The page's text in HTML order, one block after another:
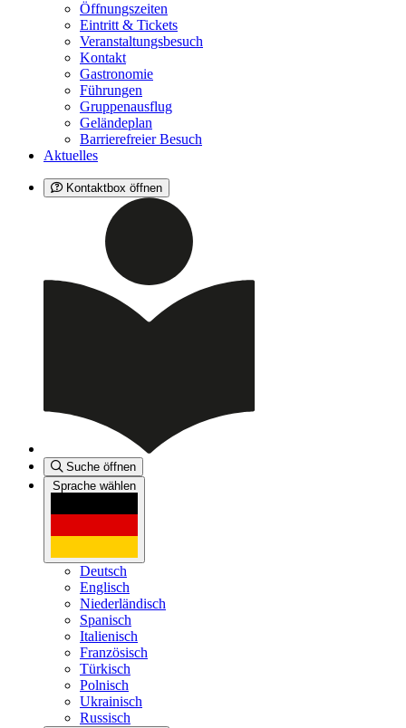
Öffnungszeiten
Eintritt & Tickets
Veranstaltungsbesuch
Kontakt
Gastronomie
Führungen
Gruppenausflug
Geländeplan
Barrierefreier Besuch
Aktuelles
Kontaktbox öffnen
Suche öffnen
Sprache wählen
Deutsch
Englisch
Niederländisch
Spanisch
Italienisch
Französisch
Türkisch
Polnisch
Ukrainisch
Russisch